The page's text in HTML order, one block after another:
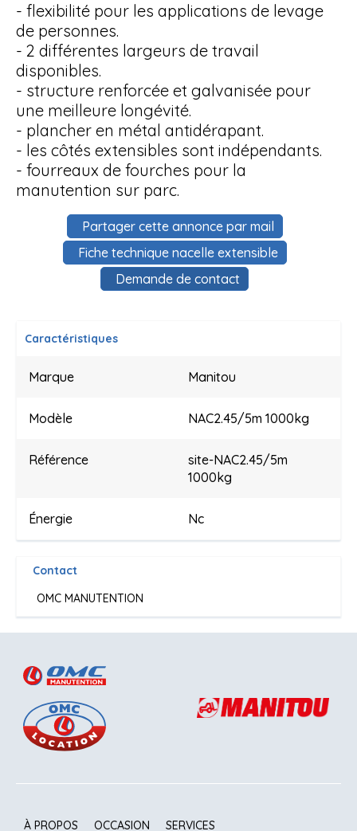
- flexibilité pour les applications de levage
de personnes.
- 2 différentes largeurs de travail
disponibles.
- structure renforcée et galvanisée pour
une meilleure longévité.
- plancher en métal antidérapant.
- les côtés extensibles sont indépendants.
- fourreaux de fourches pour la
manutention sur parc.
Demande de contact
Partager cette annonce par mail
Fiche technique nacelle extensible
Caractéristiques
Marque Manitou
Modèle NAC2.45/5m 1000kg
Référence
site-NAC2.45/5m
1000kg
Énergie Nc
Contact
OMC MANUTENTION
À PROPOS OCCASION SERVICES